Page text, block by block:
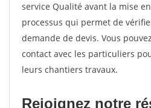
service Qualité avant la mise
processus qui permet de
demande de devis. Vous
contact avec les particuliers
leurs chantiers travaux.
Rejoignez notre